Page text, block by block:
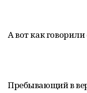
А вот как
Пребывающий в